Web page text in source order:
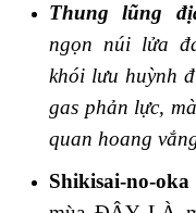
Thung lũng
ngọn núi lửa
khói lưu huỳnh
gas phản lực,
quan hoang
Shikisai-no-oka